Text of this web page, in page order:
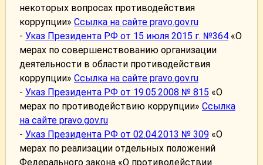
некоторых вопросах противодействия
коррупции» Ссылка на сайте pravo.gov.ru
- Указ Президента РФ от 15 июля 2015 г. №364 «О
мерах по совершенствованию организации
деятельности в области противодействия
коррупции» Ссылка на сайте pravo.gov.ru
- Указ Президента РФ от 19.05.2008 № 815 «О
мерах по противодействию коррупции» Ссылка
на сайте pravo.gov.ru
- Указ Президента РФ от 02.04.2013 № 309 «О
мерах по реализации отдельных положений
Федерального закона «О противодействии